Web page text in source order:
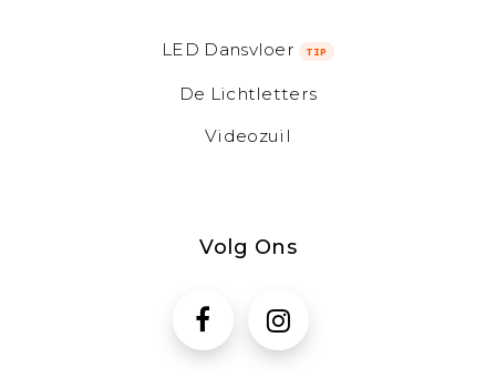
LED Dansvloer TIP
De Lichtletters
Videozuil
Volg Ons